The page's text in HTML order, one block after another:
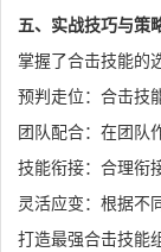
五、实战技巧与策
掌握了合击技能的
预判走位：合击技
团队配合：在团队
技能衔接：合理衔
灵活应变：根据不
打造最强合击技能